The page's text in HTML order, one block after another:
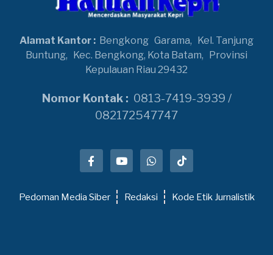
Alamat Kantor : Bengkong Garama,
Kel. Tanjung
Buntung,
Kec. Bengkong, Kota Batam,
Provinsi
Kepulauan Riau 29432
Nomor Kontak : 0813-7419-3939 /
082172547747
Pedoman Media Siber Redaksi Kode Etik Jurnalistik